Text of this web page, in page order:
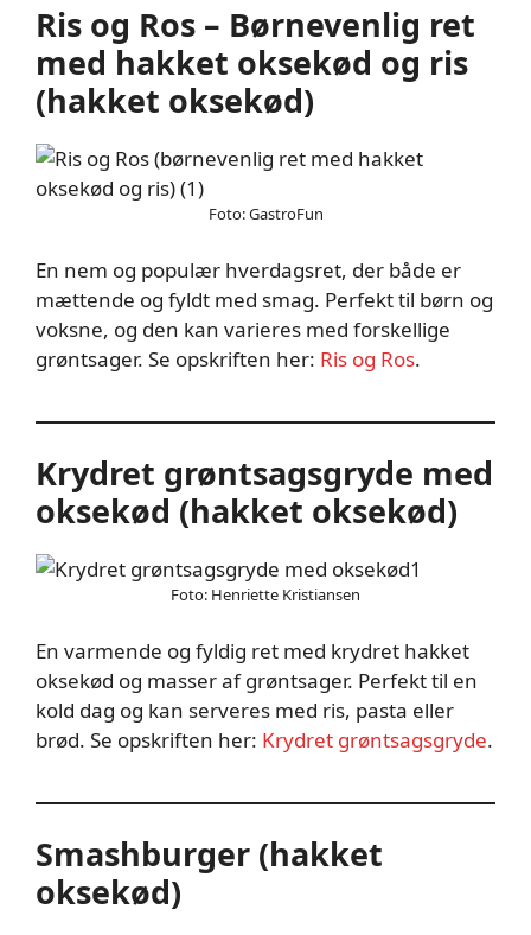
Ris og Ros – Børnevenlig ret
med hakket oksekød og ris
(hakket oksekød)
Foto: GastroFun
En nem og populær hverdagsret, der både er
mættende og fyldt med smag. Perfekt til børn og
voksne, og den kan varieres med forskellige
grøntsager. Se opskriften her: Ris og Ros.
Krydret grøntsagsgryde med
oksekød (hakket oksekød)
Foto: Henriette Kristiansen
En varmende og fyldig ret med krydret hakket
oksekød og masser af grøntsager. Perfekt til en
kold dag og kan serveres med ris, pasta eller
brød. Se opskriften her: Krydret grøntsagsgryde.
Smashburger (hakket
oksekød)